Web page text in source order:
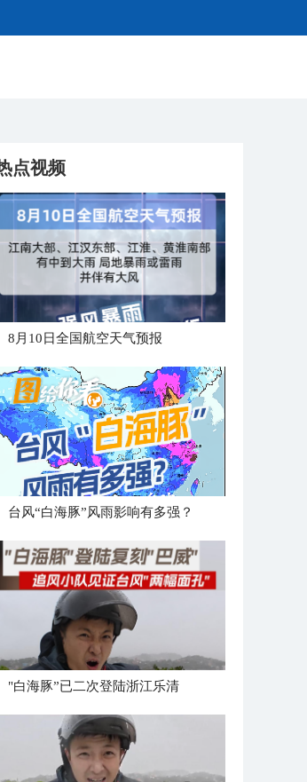
点视频
8月10日全国航空天气预报
台风“白海豚”风雨影响有多强？
"白海豚”已二次登陆浙江乐清